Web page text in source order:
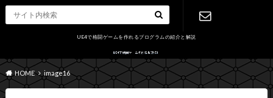
UE4で格闘ゲームを作れるプログラムの紹介と解説
せ
HOME image16